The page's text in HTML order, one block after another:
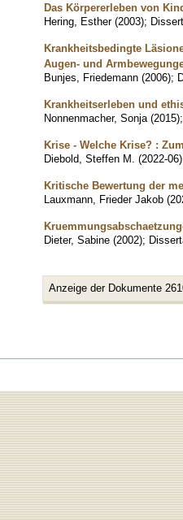
Das Körpererleben von
Hering, Esther (2003);
Krankheitsbedingte
Augen- und
Bunjes, Friedemann (2006);
Krankheitserleben und
Nonnenmacher, Sonja (2015)
Krise - Welche Krise? :
Diebold, Steffen M. (2022-06)
Kritische Bewertung der
Lauxmann, Frieder Jakob (
Dieter, Sabine (2002);
Anzeige der Dokumente